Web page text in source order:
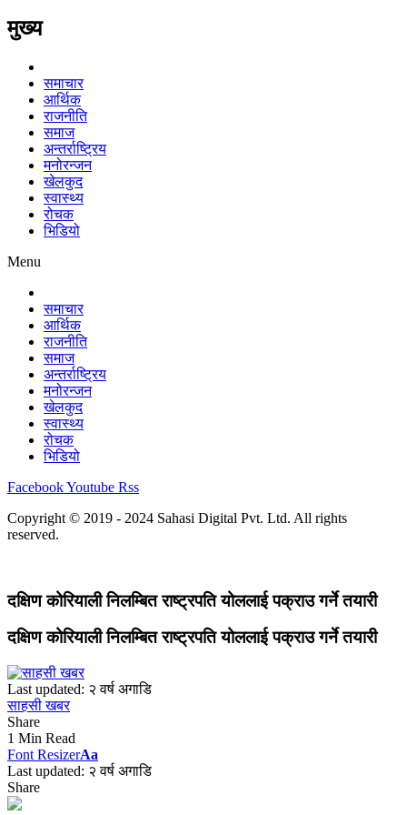
मुख्य
समाचार
आर्थिक
राजनीति
समाज
अन्तर्राष्ट्रिय
मनोरन्जन
खेलकुद
स्वास्थ्य
रोचक
भिडियो
Menu
समाचार
आर्थिक
राजनीति
समाज
अन्तर्राष्ट्रिय
मनोरन्जन
खेलकुद
स्वास्थ्य
रोचक
भिडियो
FacebookYoutube Rss
Copyright © 2019 - 2024 Sahasi Digital Pvt. Ltd. All rights
reserved.
दक्षिण कोरियाली निलम्बित राष्ट्रपति योललाई पक्राउ गर्ने तयारी
दक्षिण कोरियाली निलम्बित राष्ट्रपति योललाई पक्राउ गर्ने तयारी
Last updated: २ वर्ष अगाडि
साहसी खबर
Share
1 Min Read
Font ResizerAa
Last updated: २ वर्ष अगाडि
Share